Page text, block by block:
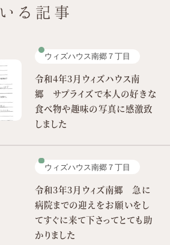
る記事
ウィズハウス南郷７丁目
令和4年3月ウィズハウス南
郷 サプライズで本人の好きな
食べ物や趣味の写真に感激致
しました
ウィズハウス南郷７丁目
令和3年3月ウィズ南郷 急に
病院までの迎えをお願いをし
てすぐに来て下さってとても助
かりました